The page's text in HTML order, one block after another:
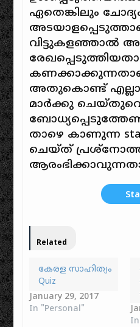
ഏതെങ്കിലും
വിട്ടുകളഞ്ഞാൽ
അതുകൊണ്ട് എല്ലാ
മാർക്കു
താഴെ കാണുന്ന
ചെയ്ത്
Related
കേരള സാഹിത്യം
Quiz
January 29, 2017
In "Personal"